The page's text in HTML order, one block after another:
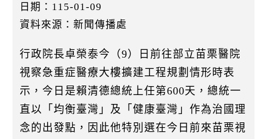
日期：115-01-09
資料來源：新聞傳播處
行政院長卓榮泰今（9）日前往部立苗栗醫院
視察急重症醫療大樓擴建工程規劃情形時表
示，今日是賴清德總統上任第600天，總統一
直以「均衡臺灣」及「健康臺灣」作為治國理
念的出發點，因此他特別選在今日前來苗栗視